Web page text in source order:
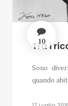
10
Tra i
Sono
quando